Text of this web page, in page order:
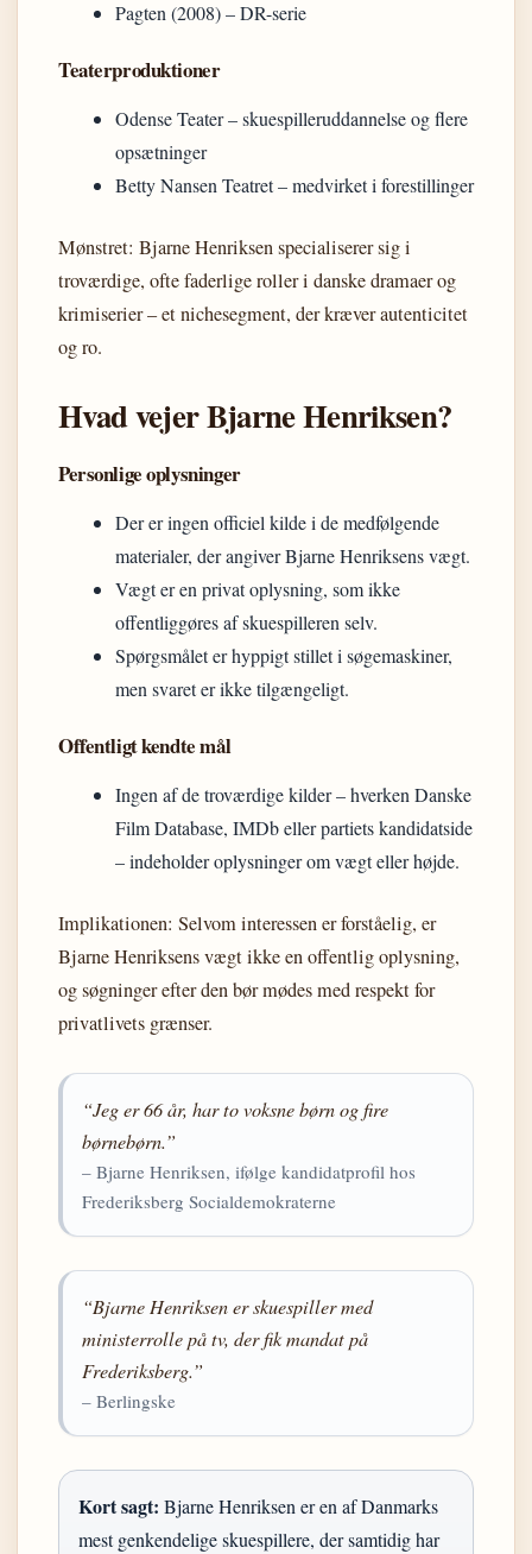
Pagten (2008) – DR-serie
Teaterproduktioner
Odense Teater – skuespilleruddannelse og flere
opsætninger
Betty Nansen Teatret – medvirket i forestillinger
Mønstret: Bjarne Henriksen specialiserer sig i
troværdige, ofte faderlige roller i danske dramaer og
krimiserier – et nichesegment, der kræver autenticitet
og ro.
Hvad vejer Bjarne Henriksen?
Personlige oplysninger
Der er ingen officiel kilde i de medfølgende
materialer, der angiver Bjarne Henriksens vægt.
Vægt er en privat oplysning, som ikke
offentliggøres af skuespilleren selv.
Spørgsmålet er hyppigt stillet i søgemaskiner,
men svaret er ikke tilgængeligt.
Offentligt kendte mål
Ingen af de troværdige kilder – hverken Danske
Film Database, IMDb eller partiets kandidatside
– indeholder oplysninger om vægt eller højde.
Implikationen: Selvom interessen er forståelig, er
Bjarne Henriksens vægt ikke en offentlig oplysning,
og søgninger efter den bør mødes med respekt for
privatlivets grænser.
“Jeg er 66 år, har to voksne børn og fire
børnebørn.”
– Bjarne Henriksen, ifølge kandidatprofil hos
Frederiksberg Socialdemokraterne
“Bjarne Henriksen er skuespiller med
ministerrolle på tv, der fik mandat på
Frederiksberg.”
– Berlingske
Kort sagt: Bjarne Henriksen er en af Danmarks
mest genkendelige skuespillere, der samtidig har